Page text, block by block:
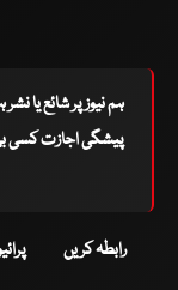
ہم نیوز پر شائع یا
پیشگی اجازت کسی
رابطہ کریں